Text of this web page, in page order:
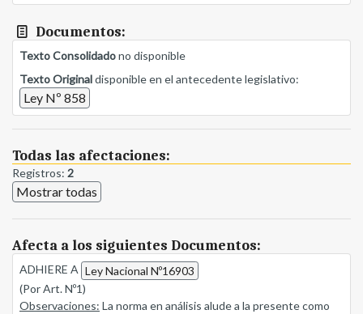
Documentos:
Texto Consolidadono disponible
Texto Originaldisponible en el antecedente legislativo:
Ley Nº 858
Todas las afectaciones:
Registros: 2
Mostrar todas
Afecta a los siguientes Documentos:
ADHIERE A Ley Nacional Nº16903
(Por Art. Nº1)
Observaciones: La norma en análisis alude a la presente como